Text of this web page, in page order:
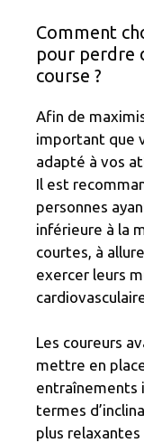
Comment
pour perdre
course ?
Afin de
important que
adapté à vos
Il est
personnes
inférieure à la
courtes, à
exercer leurs
Les coureurs
mettre en
entraînements
termes
plus